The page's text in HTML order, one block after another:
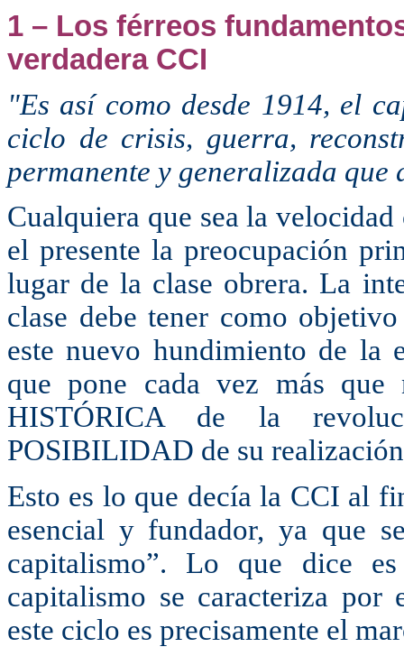
1 – Los férreos
verdadera CCI
"Es así como desde 1914, el
ciclo de crisis, guerra,
permanente y generalizada
Cualquiera que sea la
el presente la preocupación
lugar de la clase obrera. La
clase debe tener como
este nuevo hundimiento de la
que pone cada vez más
HISTÓRICA de la
POSIBILIDAD de su
Esto es lo que decía la CCI al
esencial y fundador, ya que
capitalismo”. Lo que dice
capitalismo se caracteriza por
este ciclo es precisamente el